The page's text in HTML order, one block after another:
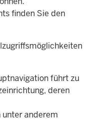
finden Sie den
führt zu
deren
unter anderem